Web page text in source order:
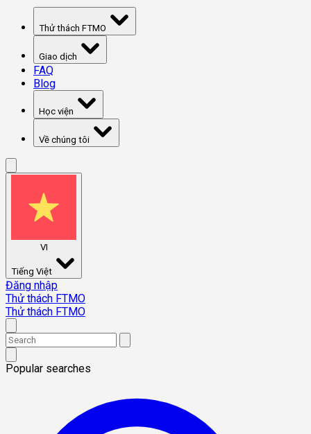
Thử thách FTMO
Giao dịch
FAQ
Blog
Học viện
Về chúng tôi
VI
Tiếng Việt
Đăng nhập
Thử thách FTMO
Thử thách FTMO
Popular searches